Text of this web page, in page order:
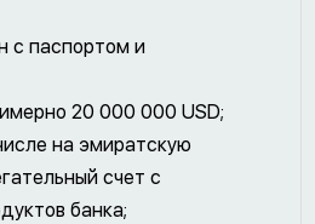
с паспортом и
20 000 000 USD;
на эмиратскую
счет с
банка;